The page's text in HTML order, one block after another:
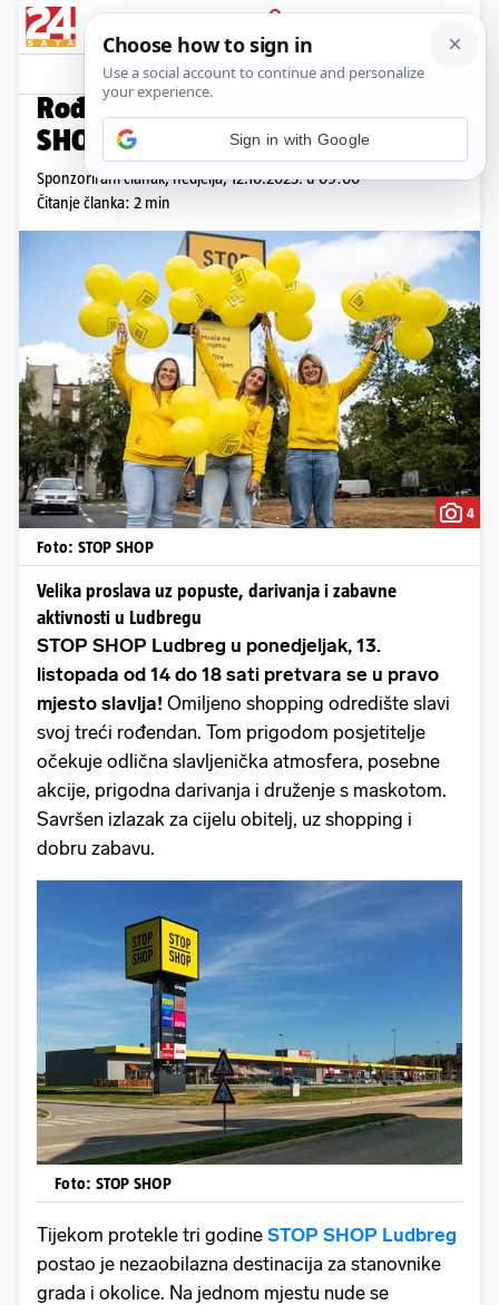
PRIJAVA
Promo sadržaj
Rođendansko slavlje u STOP
SHOP-u Ludbreg
Sponzorirani članak,nedjelja, 12.10.2025. u 09:00
Čitanje članka: 2 min
4
Foto: STOP SHOP
Velika proslava uz popuste, darivanja i zabavne
aktivnosti u Ludbregu
STOP SHOP Ludbreg u ponedjeljak, 13.
listopada od 14 do 18 sati pretvara se u pravo
mjesto slavlja! Omiljeno shopping odredište slavi
svoj treći rođendan. Tom prigodom posjetitelje
očekuje odlična slavljenička atmosfera, posebne
akcije, prigodna darivanja i druženje s maskotom.
Savršen izlazak za cijelu obitelj, uz shopping i
dobru zabavu.
Foto: STOP SHOP
Tijekom protekle tri godine STOP SHOP Ludbreg
postao je nezaobilazna destinacija za stanovnike
grada i okolice. Na jednom mjestu nude se
Sign in with Google